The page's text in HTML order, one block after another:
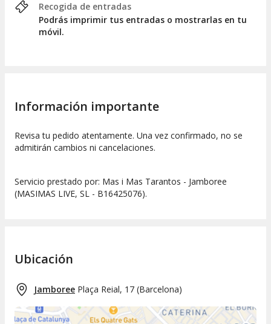
Recogida de entradas
Podrás imprimir tus entradas o mostrarlas en tu
móvil.
Información importante
Revisa tu pedido atentamente. Una vez confirmado, no se
admitirán cambios ni cancelaciones.
Servicio prestado por: Mas i Mas Tarantos - Jamboree
(MASIMAS LIVE, SL - B16425076).
Ubicación
Jamboree Plaça Reial, 17 (Barcelona)